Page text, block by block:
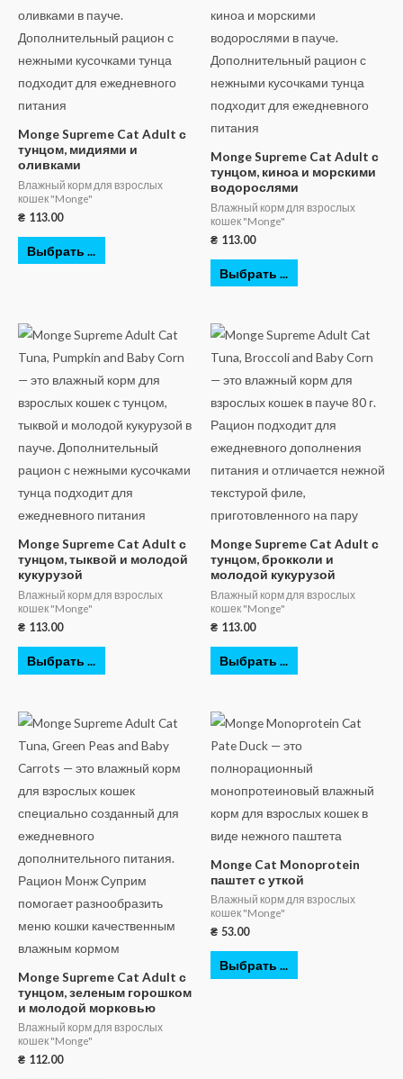
Monge Supreme Cat Adult с
тунцом, мидиями и
оливками
Влажный корм для взрослых
кошек "Monge"
₴ 113.00
Выбрать ...
Monge Supreme Cat Adult с
тунцом, киноа и морскими
водорослями
Влажный корм для взрослых
кошек "Monge"
₴ 113.00
Выбрать ...
Monge Supreme Cat Adult с
тунцом, тыквой и молодой
кукурузой
Влажный корм для взрослых
кошек "Monge"
₴ 113.00
Выбрать ...
Monge Supreme Cat Adult с
тунцом, брокколи и
молодой кукурузой
Влажный корм для взрослых
кошек "Monge"
₴ 113.00
Выбрать ...
Monge Supreme Cat Adult с
тунцом, зеленым горошком
и молодой морковью
Влажный корм для взрослых
кошек "Monge"
₴ 112.00
Monge Cat Monoprotein
паштет с уткой
Влажный корм для взрослых
кошек "Monge"
₴ 53.00
Выбрать ...